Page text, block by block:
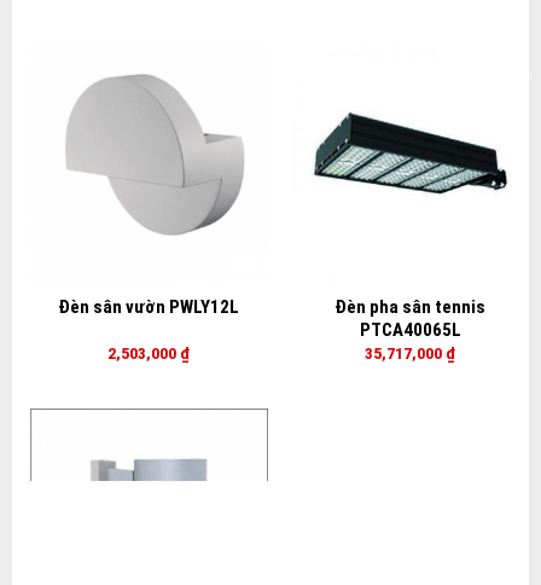
Đèn sân vườn PWLY12L
2,503,000 ₫
Đèn pha sân tennis
PTCA40065L
35,717,000 ₫